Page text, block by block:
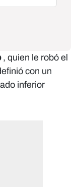
, quien le robó el
con un
inferior